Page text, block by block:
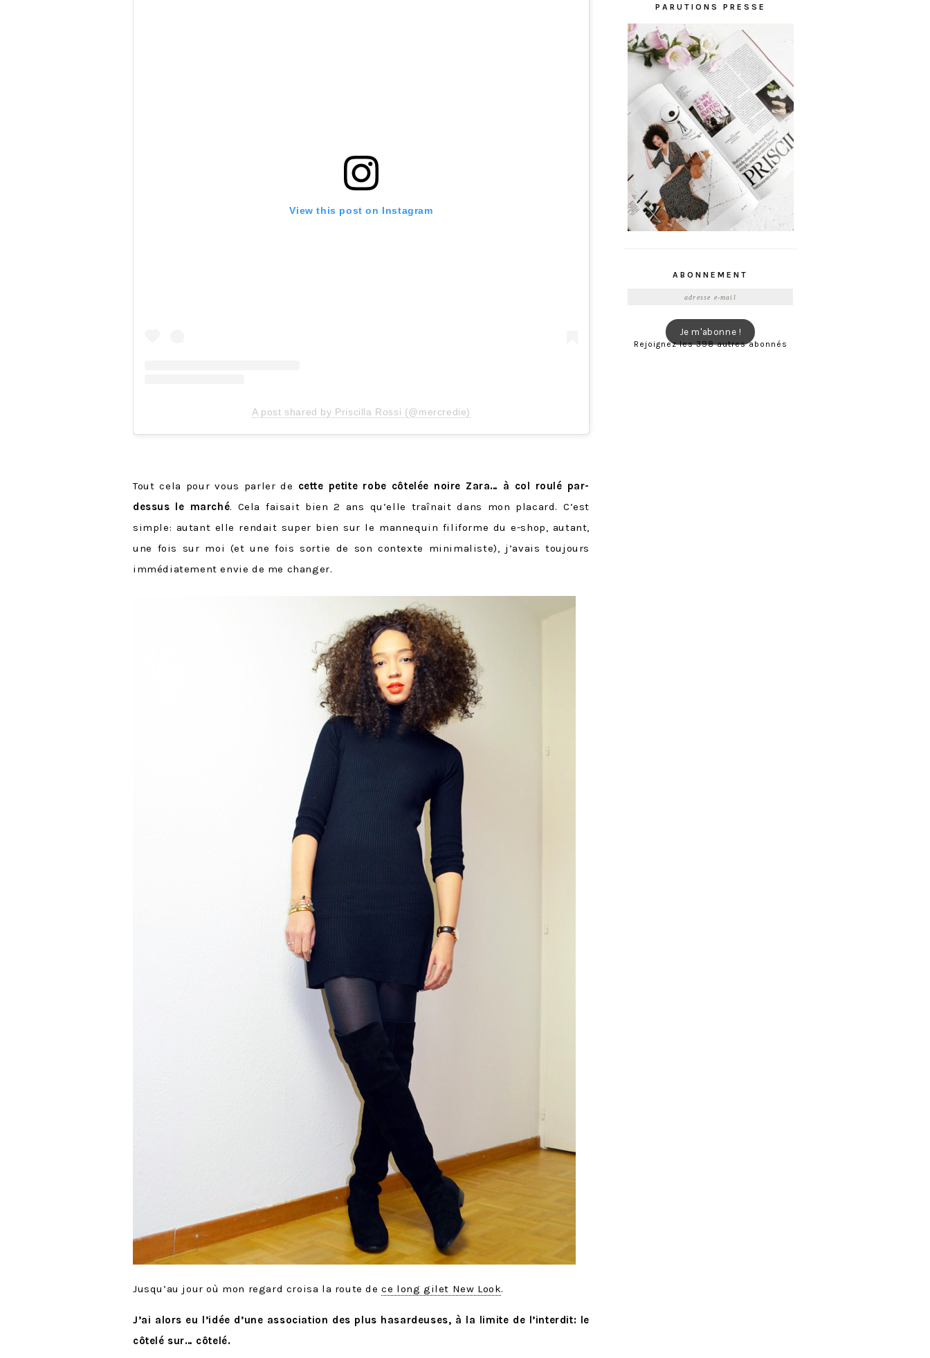
View this post on Instagram
A post shared by Priscilla Rossi (@mercredie)
Tout cela pour vous parler de cette petite robe côtelée noire Zara… à col roulé par-
dessus le marché. Cela faisait bien 2 ans qu’elle traînait dans mon placard. C’est
simple: autant elle rendait super bien sur le mannequin filiforme du e-shop, autant,
une fois sur moi (et une fois sortie de son contexte minimaliste), j’avais toujours
immédiatement envie de me changer.
Jusqu’au jour où mon regard croisa la route dece long gilet New Look.
J’ai alors eu l’idée d’une association des plus hasardeuses, à la limite de l’interdit: le
côtelé sur… côtelé.
PARUTIONS PRESSE
ABONNEMENT
Je m'abonne !
Rejoignez les 398 autres abonnés